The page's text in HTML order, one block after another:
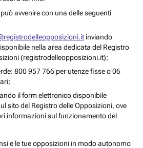
avvenire con una delle seguenti
inviando
nella area dedicata del Registro
(registrodelleopposizioni.it);
800 957 766 per utenze fisse o 06
il form elettronico disponibile
sito del Registro delle Opposizioni, ove
informazioni sul funzionamento del
e le tue opposizioni in modo autonomo